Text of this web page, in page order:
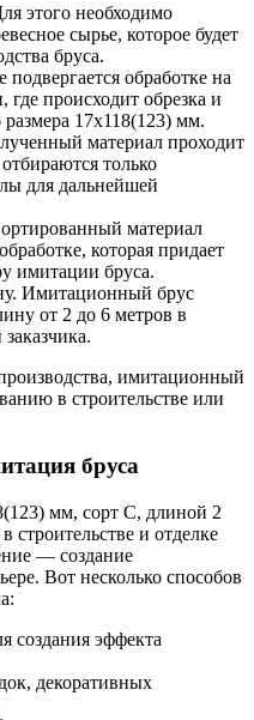
этого необходимо
сырье, которое будет
бруса.
обработке на
происходит обрезка и
17х118(123) мм.
материал проходит
только
для дальнейшей
материал
которая придает
имитации бруса.
Имитационный брус
от 2 до 6 метров в
имитационный
в строительстве или
бруса
мм, сорт C, длиной 2
и отделке
— создание
Вот несколько способов
создания эффекта
декоративных